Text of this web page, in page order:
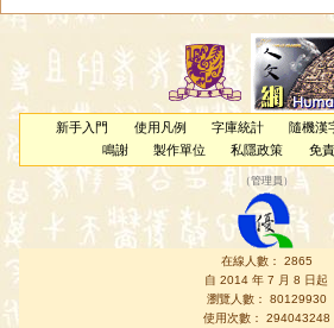
新手入門 使用凡例 字庫統計 隨機漢
鳴謝
製作單位 私隱政策 免
（管理員 ）
在線人數： 2865
自 2014 年 7 月 8 日起
瀏覽人數： 80129930
使用次數： 294043248